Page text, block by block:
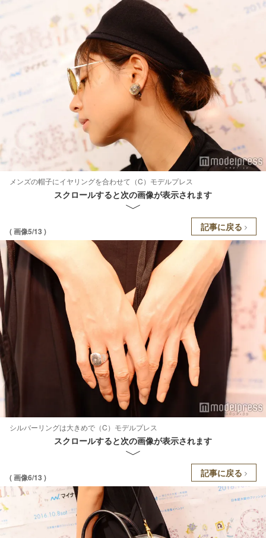
メンズの帽子にイヤリングを合わせて（C）モデルプレス
スクロールすると次の画像が表示されます
( 画像5/13 ) 記事に戻る
シルバーリングは大きめで（C）モデルプレス
スクロールすると次の画像が表示されます
( 画像6/13 ) 記事に戻る